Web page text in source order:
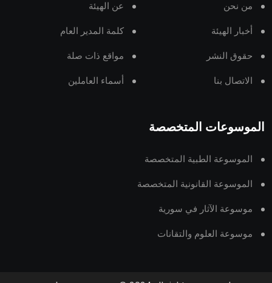
من نحن عن الهيئة
أخبار الهيئة كلمة المدير العام
حقوق النشر مواقع ذات صلة
الاتصال بنا أسماء العاملين
الموسوعات المتخصصة
الموسوعة الطبية المتخصصة
الموسوعة القانونية المتخصصة
موسوعة الآثار في سورية
موسوعة العلوم والتقانات